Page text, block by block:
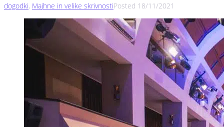
dogodki, Majhne in velike skrivnostiPosted 18/11/2021